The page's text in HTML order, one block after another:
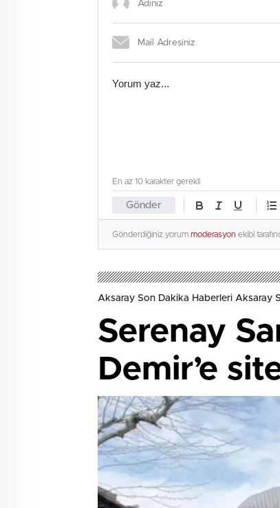
Gönder
En az 10 karakter gerekli
Gönderdiğiniz yorum moderasyon ekibi
Aksaray Son Dakika Haberleri Aksaray
Serenay
Demir’e